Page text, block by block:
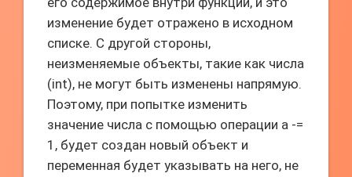
изменение будет отражено в исходном
списке. С другой стороны,
неизменяемые объекты, такие как числа
(int), не могут быть изменены напрямую.
Поэтому, при попытке изменить
значение числа с помощью операции a -=
1, будет создан новый объект и
переменная будет указывать на него, не